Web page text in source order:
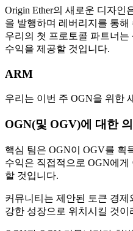
Origin Ether의 새로운 디자
을 발행하며 레버리지를 통
우리의 첫 프로토콜 파트너
수익을 제공할 것입니다.
ARM
우리는 이번 주 OGN을 위한
OGN(및 OGV)에 대한 의
핵심 팀은 OGN이 OGV를 획
수익은 직접적으로 OGN에
할 것입니다.
커뮤니티는 제안된 토큰 경
강한 성장으로 위치시킬 것이